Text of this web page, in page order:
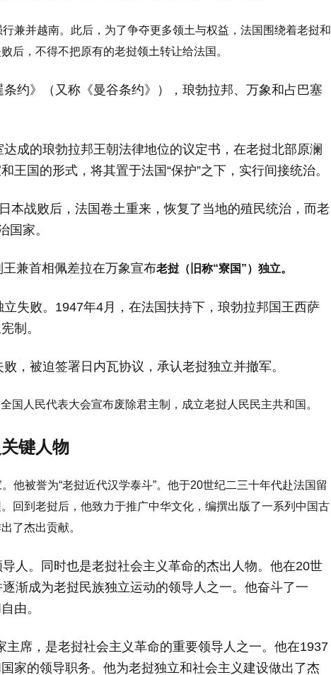
兼并越南。此后，为了争夺更多领土与权益，法国围绕着老挝和
后，不得不把原有的老挝领土转让给法国。
约》（又称《曼谷条约》），琅勃拉邦、万象和占巴塞
成的琅勃拉邦王朝法律地位的议定书，在老挝北部原澜
王国的形式，将其置于法国“保护”之下，实行间接统治。
本战败后，法国卷土重来，恢复了当地的殖民统治，而老
国家。
王兼首相佩差拉在万象宣布老挝（旧称“寮国”）独立。
失败。1947年4月，在法国扶持下，琅勃拉邦国王西萨
制。
，被迫签署日内瓦协议，承认老挝独立并撤军。
国人民代表大会宣布废除君主制，成立老挝人民民主共和国。
键人物
他被誉为“老挝近代汉学泰斗”。他于20世纪二三十年代赴法国留
回到老挝后，他致力于推广中华文化，编撰出版了一系列中国古
了杰出贡献。
人。同时也是老挝社会主义革命的杰出人物。他在20世
渐成为老挝民族独立运动的领导人之一。他奋斗了一
由。
主席，是老挝社会主义革命的重要领导人之一。他在1937
家的领导职务。他为老挝独立和社会主义建设做出了杰